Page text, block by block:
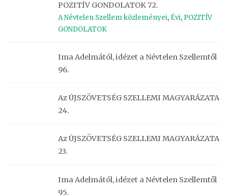
POZITÍV GONDOLATOK 72.
A Névtelen Szellem közleményei, Évi, POZITÍV
GONDOLATOK
Ima Adelmától, idézet a Névtelen Szellemtől
96.
Az ÚJSZÖVETSÉG SZELLEMI MAGYARÁZATA
24.
Az ÚJSZÖVETSÉG SZELLEMI MAGYARÁZATA
23.
Ima Adelmától, idézet a Névtelen Szellemtől
95.